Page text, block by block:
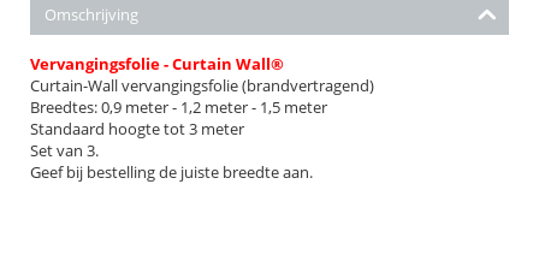
Omschrijving
Vervangingsfolie - Curtain Wall®
Curtain-Wall vervangingsfolie (brandvertragend)
Breedtes: 0,9 meter - 1,2 meter - 1,5 meter
Standaard hoogte tot 3 meter
Set van 3.
Geef bij bestelling de juiste breedte aan.